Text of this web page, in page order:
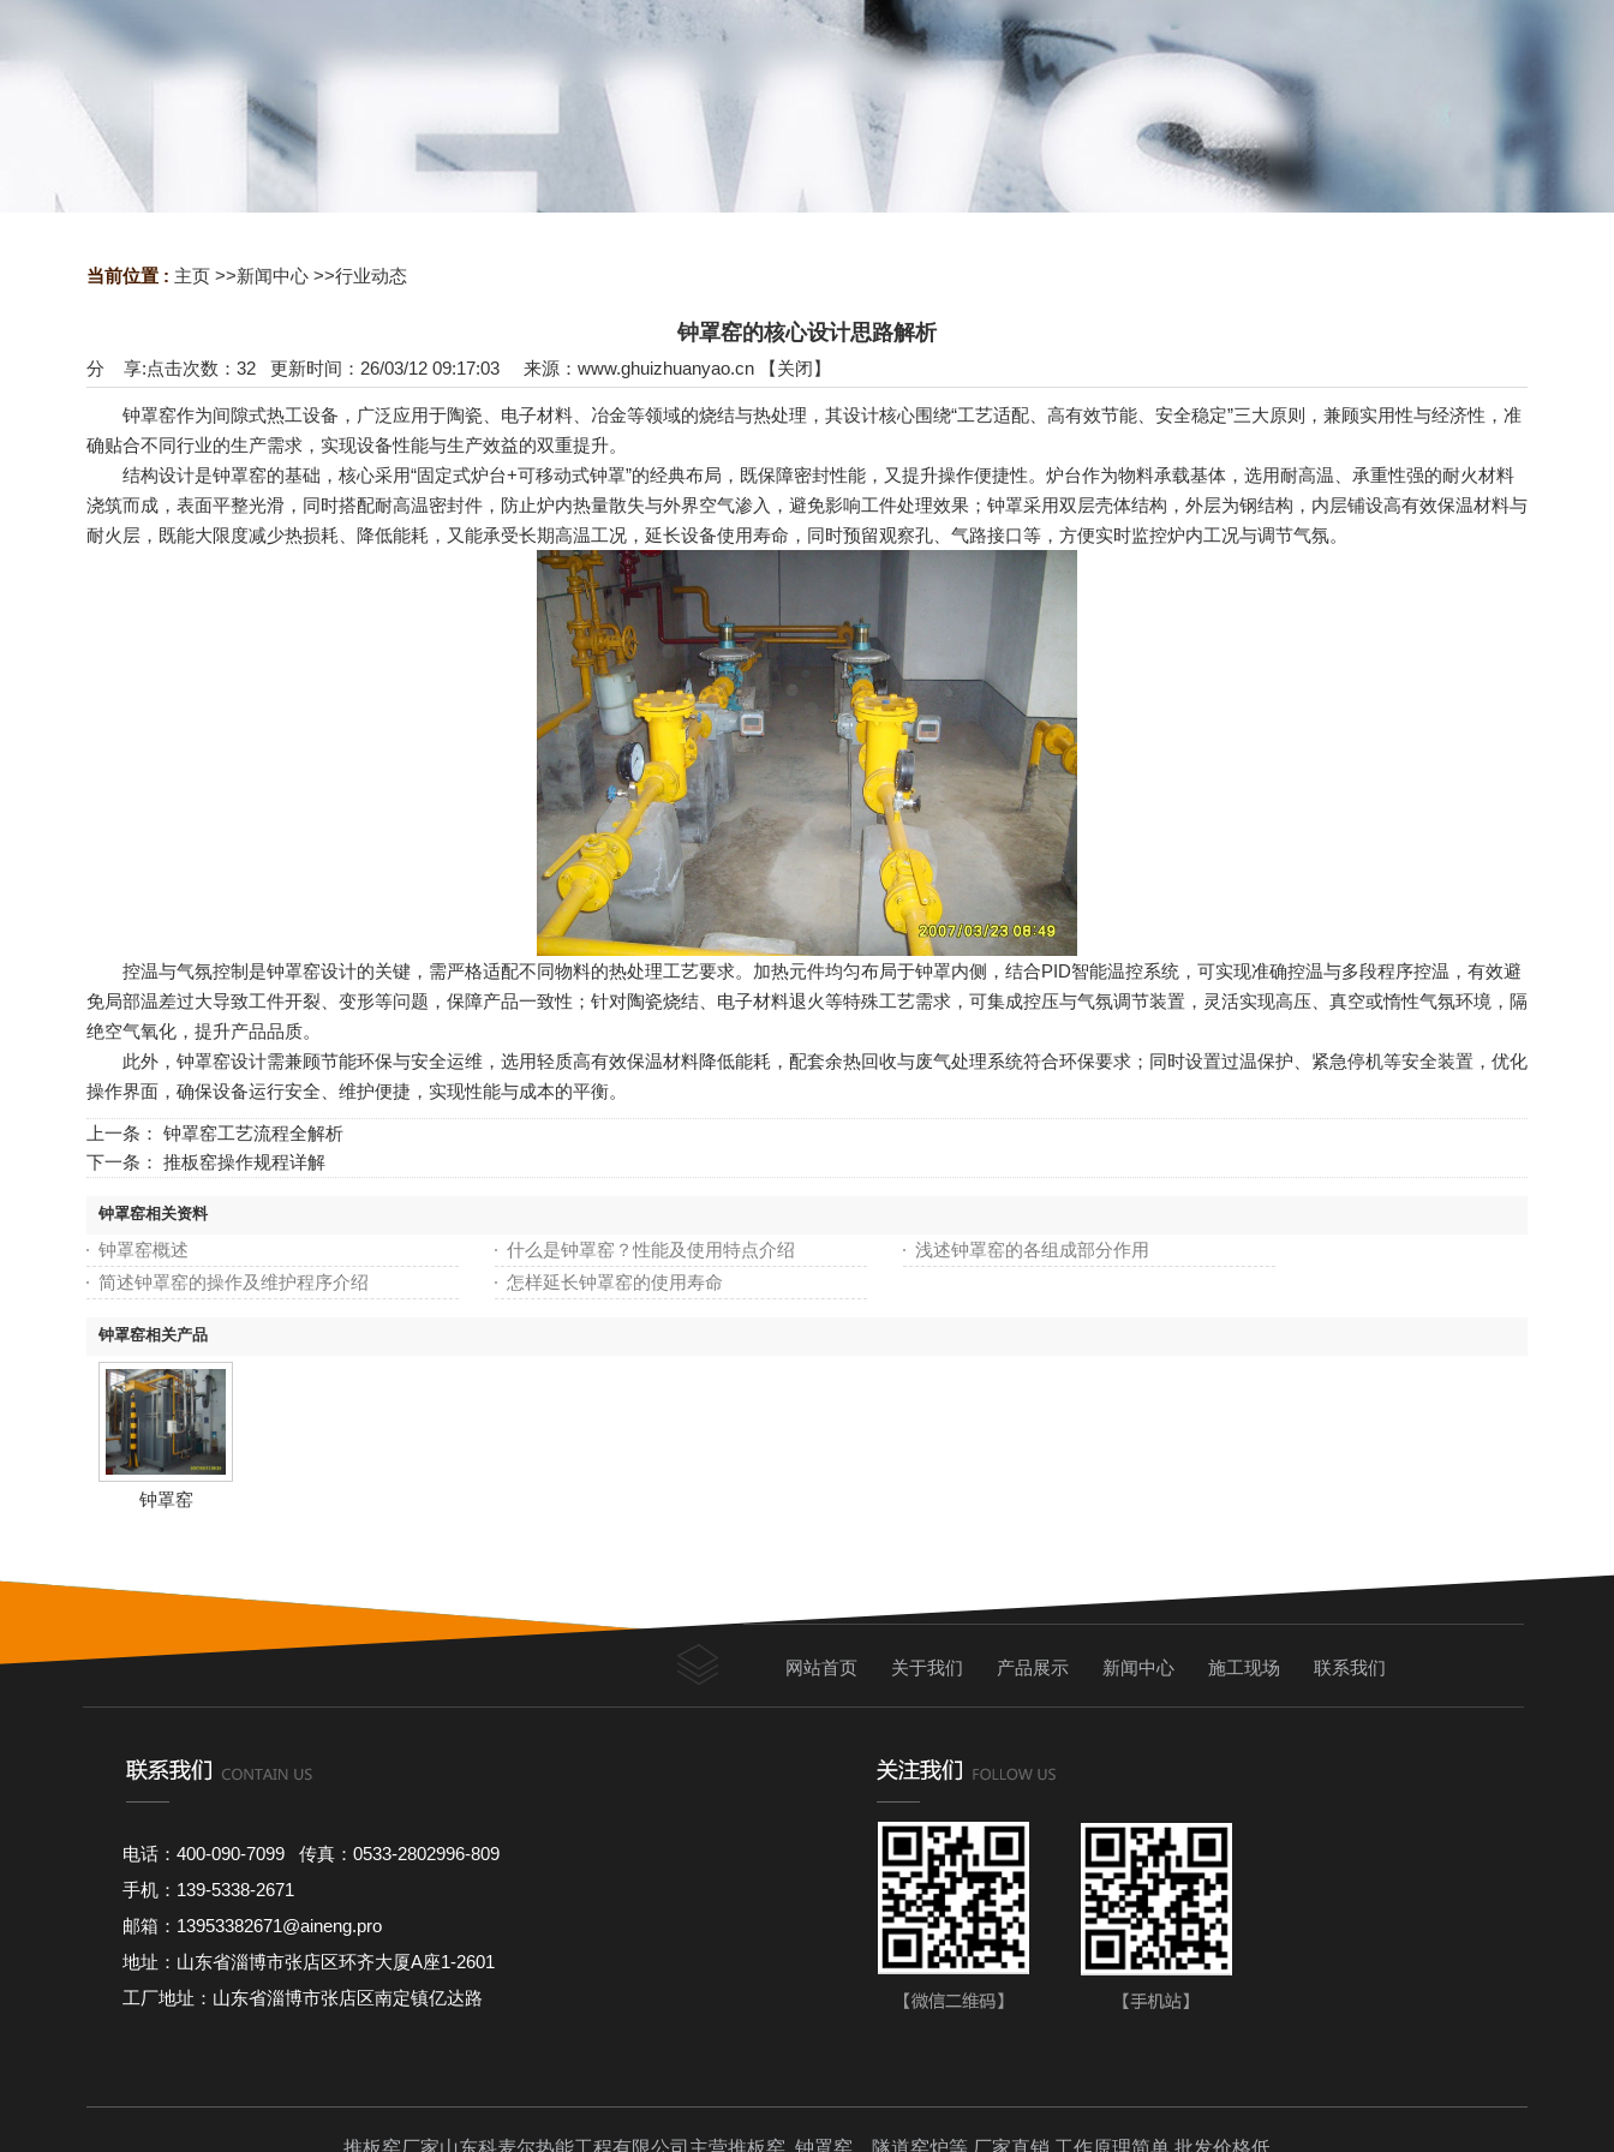
当前位置 : 主页 >>新闻中心 >>行业动态
钟罩窑的核心设计思路解析
点击次数： 32 更新时间：26/03/12 09:17:03 来源： www.ghuizhuanyao.cn 【关闭】
分 享:
钟罩窑作为间隙式热工设备，广泛应用于陶瓷、电子材料、冶金等领域的烧结与热处理，其设计核心围绕“工艺适配、高有效节能、安全稳定”三大原则，兼顾实用性与经济性，准
确贴合不同行业的生产需求，实现设备性能与生产效益的双重提升。
结构设计是钟罩窑的基础，核心采用“固定式炉台+可移动式钟罩”的经典布局，既保障密封性能，又提升操作便捷性。炉台作为物料承载基体，选用耐高温、承重性强的耐火材料
浇筑而成，表面平整光滑，同时搭配耐高温密封件，防止炉内热量散失与外界空气渗入，避免影响工件处理效果；钟罩采用双层壳体结构，外层为钢结构，内层铺设高有效保温材料与
耐火层，既能大限度减少热损耗、降低能耗，又能承受长期高温工况，延长设备使用寿命，同时预留观察孔、气路接口等，方便实时监控炉内工况与调节气氛。
控温与气氛控制是钟罩窑设计的关键，需严格适配不同物料的热处理工艺要求。加热元件均匀布局于钟罩内侧，结合PID智能温控系统，可实现准确控温与多段程序控温，有效避
免局部温差过大导致工件开裂、变形等问题，保障产品一致性；针对陶瓷烧结、电子材料退火等特殊工艺需求，可集成控压与气氛调节装置，灵活实现高压、真空或惰性气氛环境，隔
绝空气氧化，提升产品品质。
此外，钟罩窑设计需兼顾节能环保与安全运维，选用轻质高有效保温材料降低能耗，配套余热回收与废气处理系统符合环保要求；同时设置过温保护、紧急停机等安全装置，优化
操作界面，确保设备运行安全、维护便捷，实现性能与成本的平衡。
上一条： 钟罩窑工艺流程全解析
下一条： 推板窑操作规程详解
钟罩窑相关资料
钟罩窑概述 什么是钟罩窑？性能及使用特点介绍
浅述钟罩窑的各组成部分作用
简述钟罩窑的操作及维护程序介绍
怎样延长钟罩窑的使用寿命
钟罩窑相关产品
钟罩窑
网站首页 关于我们 产品展示 新闻中心 施工现场 联系我们
电话：400-090-7099 传真：0533-2802996-809
手机：139-5338-2671
邮箱：13953382671@aineng.pro
地址：山东省淄博市张店区环齐大厦A座1-2601
工厂地址：山东省淄博市张店区南定镇亿达路
推板窑厂家山东科麦尔热能工程有限公司主营推板窑 ,钟罩窑，隧道窑炉等,厂家直销,工作原理简单,批发价格低